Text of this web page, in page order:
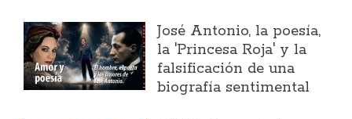
José Antonio, la poesía,
la 'Princesa Roja' y la
falsificación de una
biografía sentimental